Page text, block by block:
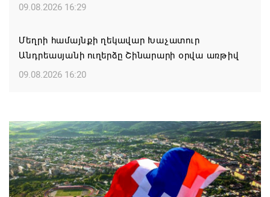
09.08.2026 16:29
Մեղրի համայնքի ղեկավար Խաչատուր
Անդրեասյանի ուղերձը Շինարարի օրվա առթիվ
09.08.2026 16:20
Փարամազյանի ուղերձը` Շինարարի
մասնագիտական օրվա կապակցությամբ
09.08.2026 16:12
Երևանի ո՞ր վարչական շրջաններում և ՀՀ ո՞ր